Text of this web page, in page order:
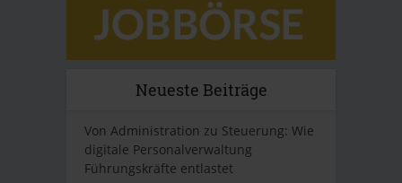
Neueste Beiträge
Von Administration zu Steuerung: Wie
digitale Personalverwaltung
Führungskräfte entlastet